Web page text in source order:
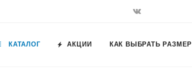
КАТАЛОГ АКЦИИ КАК ВЫБРАТЬ РАЗМЕР